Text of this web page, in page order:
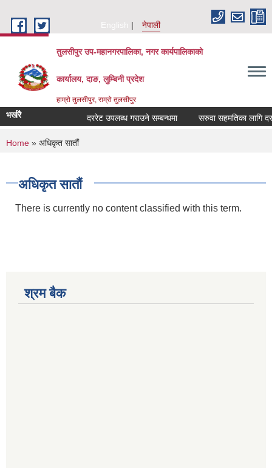
English
नेपाली
तुलसीपुर उप-महानगरपालिका, नगर कार्यपालिकाको
कार्यालय, दाङ, लुम्बिनी प्रदेश
हाम्रो तुलसीपुर, राम्रो तुलसीपुर
भर्खरै दररेट उपलब्ध गराउने सम्बन्धमा सरुवा सहमतिका लागि
You are here
Home » अधिकृत सातौं
अधिकृत सातौं
There is currently no content classified with this term.
श्रम बैक